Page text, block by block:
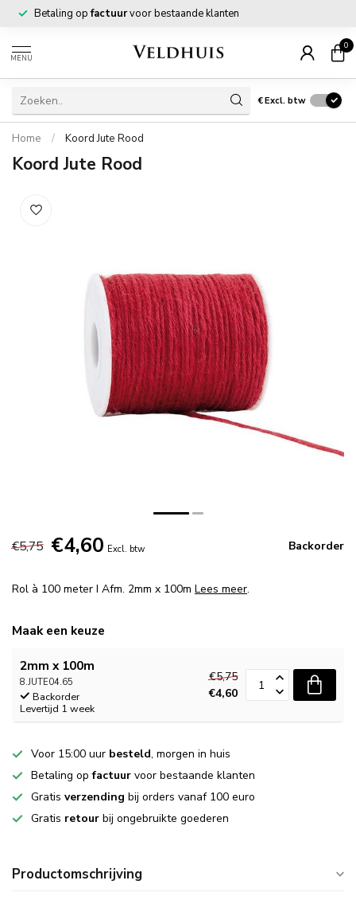
Betaling opfactuurvoor bestaande klanten
MENU
0
€Excl. btw
Home / Koord Jute Rood
Koord Jute Rood
€5,75 €4,60 Excl. btw Backorder
Rol à 100 meter I Afm. 2mm x 100m Lees meer.
Maak een keuze
2mm x 100m
8.JUTE04.65
Backorder
Levertijd 1 week
€5,75
€4,60
Voor 15:00 uur besteld, morgen in huis
Betaling opfactuur voor bestaande klanten
Gratis verzending bij orders vanaf 100 euro
Gratis retour bij ongebruikte goederen
Productomschrijving